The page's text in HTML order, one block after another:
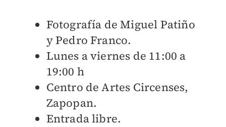
Fotografía de Miguel Patiño
y Pedro Franco.
Lunes a viernes de 11:00 a
19:00 h
Centro de Artes Circenses,
Zapopan.
Entrada libre.